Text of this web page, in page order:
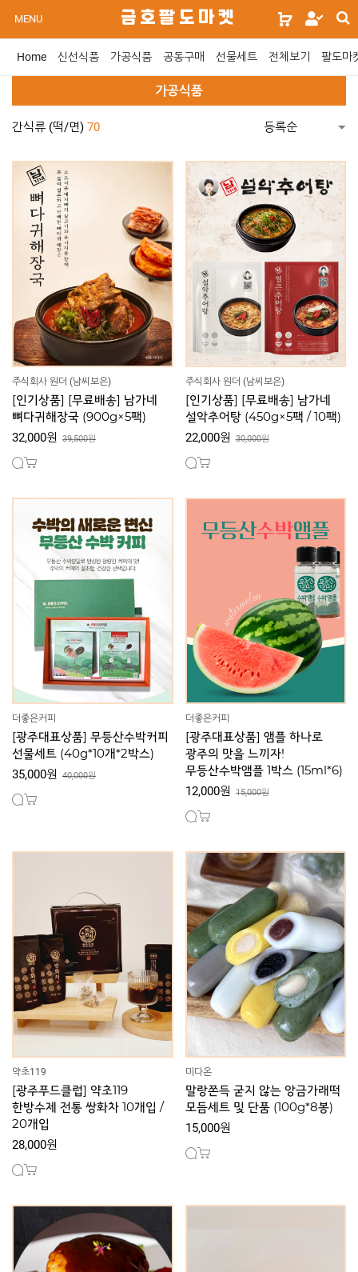
MENU 금호팔도마켓
로
인
구
Home 신선식품 가공식품 공동구매 선물세트 전체보기 팔도마
가공식품
간식류 (떡/면) 70
주식회사 원더 (남씨보은)
[인기상품] [무료배송] 남가네
뼈다귀해장국 (900g×5팩)
32,000원 39,500원
주식회사 원더 (남씨보은)
[인기상품] [무료배송] 남가네
설악추어탕 (450g×5팩 / 10팩)
22,000원 30,000원
더좋은커피
[광주대표상품] 무등산수박커피
선물세트 (40g*10개*2박스)
35,000원 40,000원
더좋은커피
[광주대표상품] 앰플 하나로
광주의 맛을 느끼자!
무등산수박앰플 1박스 (15ml*6)
12,000원 15,000원
약초119
[광주푸드클럽] 약초119
한방수제 전통 쌍화차 10개입 /
20개입
28,000원
미다온
말랑쫀득 굳지 않는 앙금가래떡
모듬세트 및 단품 (100g*8봉)
15,000원